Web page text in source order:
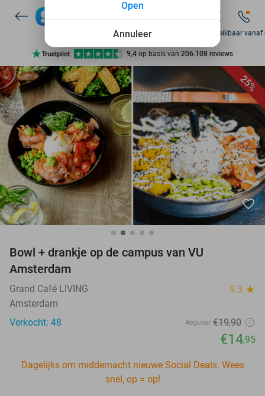
7 dagen per week beschikbaar
10+ miljoen leden
9,4 op basis van 206.108 reviews
Ontdek 15.000+ deals
7 dagen per week beschikbaar
10+ miljoen leden
Za bereikbaar
25%
favorite_border
Bowl + drankje op de campus van VU
Amsterdam
Grand Café LIVING 9.3 star
Amsterdam
Verkocht: 48
Regulier €19,90
€14,95
Dagelijks om middernacht nieuwe Social Deals. Wees
snel, op = op!
Annuleer
Open